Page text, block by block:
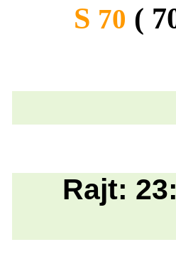
S 70 (
Rajt: